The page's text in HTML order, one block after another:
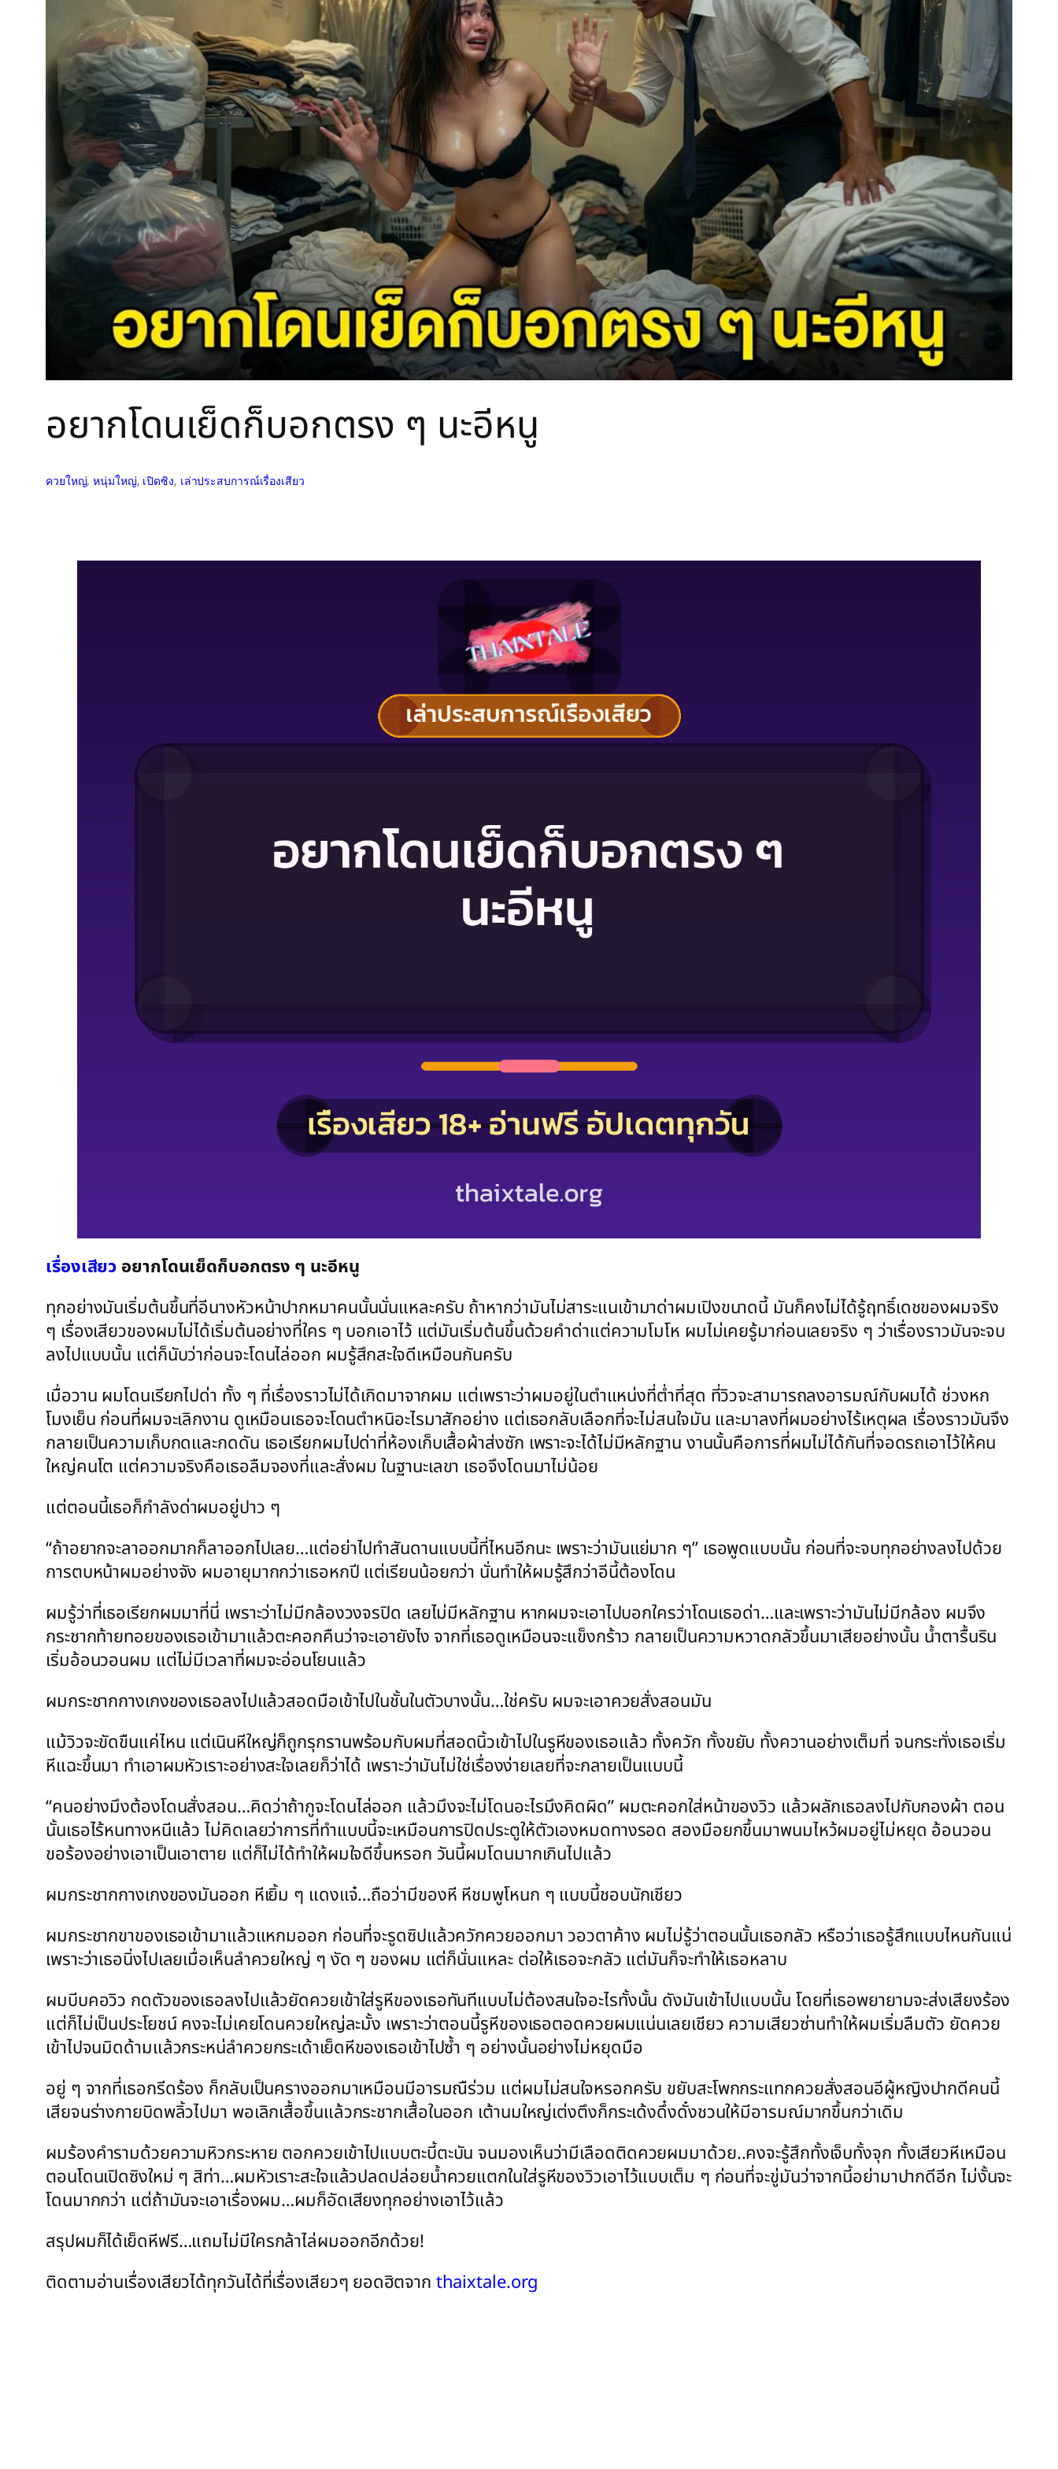
อยากโดนเย็ดก็บอกตรง ๆ นะอีหนู
ควยใหญ่, หนุ่มใหญ่, เปิดซิง, เล่าประสบการณ์เรื่องเสียว
เรื่องเสียว อยากโดนเย็ดก็บอกตรง ๆ นะอีหนู
ทุกอย่างมันเริ่มต้นขึ้นที่อีนางหัวหน้าปากหมาคนนั้นนั่นแหละครับ ถ้าหากว่ามันไม่สาระแนเข้ามาด่าผมเปิงขนาดนี้ มันก็คงไม่ได้รู้ฤทธิ์เดชของผมจริง
ๆ เรื่องเสียวของผมไม่ได้เริ่มต้นอย่างที่ใคร ๆ บอกเอาไว้ แต่มันเริ่มต้นขึ้นด้วยคำด่าแต่ความโมโห ผมไม่เคยรู้มาก่อนเลยจริง ๆ ว่าเรื่องราวมันจะจบ
ลงไปแบบนั้น แต่ก็นับว่าก่อนจะโดนไล่ออก ผมรู้สึกสะใจดีเหมือนกันครับ
เมื่อวาน ผมโดนเรียกไปด่า ทั้ง ๆ ที่เรื่องราวไม่ได้เกิดมาจากผม แต่เพราะว่าผมอยู่ในตำแหน่งที่ต่ำที่สุด ที่วิวจะสามารถลงอารมณ์กับผมได้ ช่วงหก
โมงเย็น ก่อนที่ผมจะเลิกงาน ดูเหมือนเธอจะโดนตำหนิอะไรมาสักอย่าง แต่เธอกลับเลือกที่จะไม่สนใจมัน และมาลงที่ผมอย่างไร้เหตุผล เรื่องราวมันจึง
กลายเป็นความเก็บกดและกดดัน เธอเรียกผมไปด่าที่ห้องเก็บเสื้อผ้าส่งซัก เพราะจะได้ไม่มีหลักฐาน งานนั้นคือการที่ผมไม่ได้กันที่จอดรถเอาไว้ให้คน
ใหญ่คนโต แต่ความจริงคือเธอลืมจองที่และสั่งผม ในฐานะเลขา เธอจึงโดนมาไม่น้อย
แต่ตอนนี้เธอก็กำลังด่าผมอยู่ปาว ๆ
“ถ้าอยากจะลาออกมากก็ลาออกไปเลย…แต่อย่าไปทำสันดานแบบนี้ที่ไหนอีกนะ เพราะว่ามันแย่มาก ๆ” เธอพูดแบบนั้น ก่อนที่จะจบทุกอย่างลงไปด้วย
การตบหน้าผมอย่างจัง ผมอายุมากกว่าเธอหกปี แต่เรียนน้อยกว่า นั่นทำให้ผมรู้สึกว่าอีนี้ต้องโดน
ผมรู้ว่าที่เธอเรียกผมมาที่นี่ เพราะว่าไม่มีกล้องวงจรปิด เลยไม่มีหลักฐาน หากผมจะเอาไปบอกใครว่าโดนเธอด่า…และเพราะว่ามันไม่มีกล้อง ผมจึง
กระชากท้ายทอยของเธอเข้ามาแล้วตะคอกคืนว่าจะเอายังไง จากที่เธอดูเหมือนจะแข็งกร้าว กลายเป็นความหวาดกลัวขึ้นมาเสียอย่างนั้น น้ำตารื้นริน
เริ่มอ้อนวอนผม แต่ไม่มีเวลาที่ผมจะอ่อนโยนแล้ว
ผมกระชากกางเกงของเธอลงไปแล้วสอดมือเข้าไปในชั้นในตัวบางนั้น…ใช่ครับ ผมจะเอาควยสั่งสอนมัน
แม้วิวจะขัดขืนแค่ไหน แต่เนินหีใหญ่ก็ถูกรุกรานพร้อมกับผมที่สอดนิ้วเข้าไปในรูหีของเธอแล้ว ทั้งควัก ทั้งขยับ ทั้งควานอย่างเต็มที่ จนกระทั่งเธอเริ่ม
หีแฉะขึ้นมา ทำเอาผมหัวเราะอย่างสะใจเลยก็ว่าได้ เพราะว่ามันไม่ใช่เรื่องง่ายเลยที่จะกลายเป็นแบบนี้
“คนอย่างมึงต้องโดนสั่งสอน…คิดว่าถ้ากูจะโดนไล่ออก แล้วมึงจะไม่โดนอะไรมึงคิดผิด” ผมตะคอกใส่หน้าของวิว แล้วผลักเธอลงไปกับกองผ้า ตอน
นั้นเธอไร้หนทางหนีแล้ว ไม่คิดเลยว่าการที่ทำแบบนี้จะเหมือนการปิดประตูให้ตัวเองหมดทางรอด สองมือยกขึ้นมาพนมไหว้ผมอยู่ไม่หยุด อ้อนวอน
ขอร้องอย่างเอาเป็นเอาตาย แต่ก็ไม่ได้ทำให้ผมใจดีขึ้นหรอก วันนี้ผมโดนมากเกินไปแล้ว
ผมกระชากกางเกงของมันออก หีเยิ้ม ๆ แดงแจ๋…ถือว่ามีของหี หีชมพูโหนก ๆ แบบนี้ชอบนักเชียว
ผมกระชากขาของเธอเข้ามาแล้วแหกมออก ก่อนที่จะรูดซิปแล้วควักควยออกมา วอวตาค้าง ผมไม่รู้ว่าตอนนั้นเธอกลัว หรือว่าเธอรู้สึกแบบไหนกันแน่
เพราะว่าเธอนิ่งไปเลยเมื่อเห็นลำควยใหญ่ ๆ งัด ๆ ของผม แต่ก็นั่นแหละ ต่อให้เธอจะกลัว แต่มันก็จะทำให้เธอหลาบ
ผมบีบคอวิว กดตัวของเธอลงไปแล้วยัดควยเข้าใส่รูหีของเธอทันทีแบบไม่ต้องสนใจอะไรทั้งนั้น ดังมันเข้าไปแบบนั้น โดยที่เธอพยายามจะส่งเสียงร้อง
แต่ก็ไม่เป็นประโยชน์ คงจะไม่เคยโดนควยใหญ่ละมั้ง เพราะว่าตอนนี้รูหีของเธอตอดควยผมแน่นเลยเชียว ความเสียวซ่านทำให้ผมเริ่มลืมตัว ยัดควย
เข้าไปจนมิดด้ามแล้วกระหน่ลำควยกระเด้าเย็ดหีของเธอเข้าไปซ้ำ ๆ อย่างนั้นอย่างไม่หยุดมือ
อยู่ ๆ จากที่เธอกรีดร้อง ก็กลับเป็นครางออกมาเหมือนมีอารมณืร่วม แต่ผมไม่สนใจหรอกครับ ขยับสะโพกกระแทกควยสั่งสอนอีผู้หญิงปากดีคนนี้
เสียจนร่างกายบิดพลิ้วไปมา พอเลิกเสื้อขึ้นแล้วกระชากเสื้อในออก เต้านมใหญ่เต่งตึงก็กระเด้งดึ๋งดั๋งชวนให้มีอารมณ์มากขึ้นกว่าเดิม
ผมร้องคำรามด้วยความหิวกระหาย ตอกควยเข้าไปแบบตะบี้ตะบัน จนมองเห็นว่ามีเลือดติดควยผมมาด้วย..คงจะรู้สึกทั้งเจ็บทั้งจุก ทั้งเสียวหีเหมือน
ตอนโดนเปิดซิงใหม่ ๆ สิท่า…ผมหัวเราะสะใจแล้วปลดปล่อยน้ำควยแตกในใส่รูหีของวิวเอาไว้แบบเต็ม ๆ ก่อนที่จะขู่มันว่าจากนี้อย่ามาปากดีอีก ไม่งั้นจะ
โดนมากกว่า แต่ถ้ามันจะเอาเรื่องผม…ผมก็อัดเสียงทุกอย่างเอาไว้แล้ว
สรุปผมก็ได้เย็ดหีฟรี…แถมไม่มีใครกล้าไล่ผมออกอีกด้วย!
ติดตามอ่านเรื่องเสียวได้ทุกวันได้ที่เรื่องเสียวๆ ยอดฮิตจาก thaixtale.org